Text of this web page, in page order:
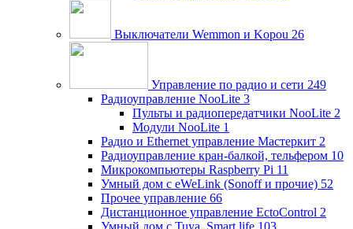
Выключатели Wemmon и Kopou 26
Управление по радио и сети 249
Радиоуправление NooLite 3
Пульты и радиопередатчики NooLite 2
Модули NooLite 1
Радио и Ethernet управление Мастеркит 2
Радиоуправление кран-балкой, тельфером 10
Микрокомпьютеры Raspberry Pi 11
Умный дом c eWeLink (Sonoff и прочие) 52
Прочее управление 66
Дистанционное управление EctoControl 2